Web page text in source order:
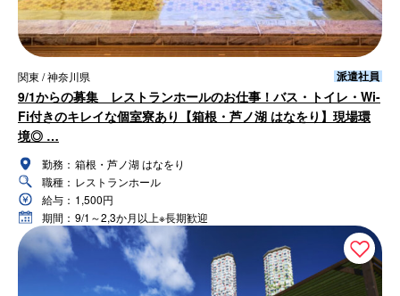
関東 / 神奈川県 派遣社員
9/1からの募集 レストランホールのお仕事！バス・トイレ・Wi-
Fi付きのキレイな個室寮あり【箱根・芦ノ湖 はなをり】現場環
境◎ …
勤務： 箱根・芦ノ湖 はなをり
職種： レストランホール
給与： 1,500円
期間： 9/1～2,3か月以上※長期歓迎